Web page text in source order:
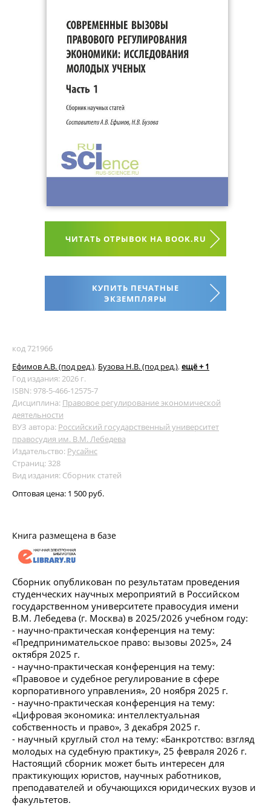
ЧИТАТЬ ОТРЫВОК НА BOOK.RU
КУПИТЬ ПЕЧАТНЫЕ
ЭКЗЕМПЛЯРЫ
код 721966
Ефимов А.В. (под ред.), Бузова Н.В. (под ред.), ещё + 1
Год издания: 2026 г.
ISBN: 978-5-466-12575-7
Дисциплина: Правовое регулирование экономической
деятельности
ВУЗ автора: Российский государственный университет
правосудия им. В.М. Лебедева
Издательство: Русайнс
Страниц: 328
Вид издания: Сборник статей
Оптовая цена: 1 500 руб.
Книга размещена в базе
Сборник опубликован по результатам проведения
студенческих научных мероприятий в Российском
государственном университете правосудия имени
В.М. Лебедева (г. Москва) в 2025/2026 учебном году:
- научно-практическая конференция на тему:
«Предпринимательское право: вызовы 2025», 24
октября 2025 г.
- научно-практическая конференция на тему:
«Правовое и судебное регулирование в сфере
корпоративного управления», 20 ноября 2025 г.
- научно-практическая конференция на тему:
«Цифровая экономика: интеллектуальная
собственность и право», 3 декабря 2025 г.
- научный круглый стол на тему: «Банкротство: взгляд
молодых на судебную практику», 25 февраля 2026 г.
Настоящий сборник может быть интересен для
практикующих юристов, научных работников,
преподавателей и обучающихся юридических вузов и
факультетов.